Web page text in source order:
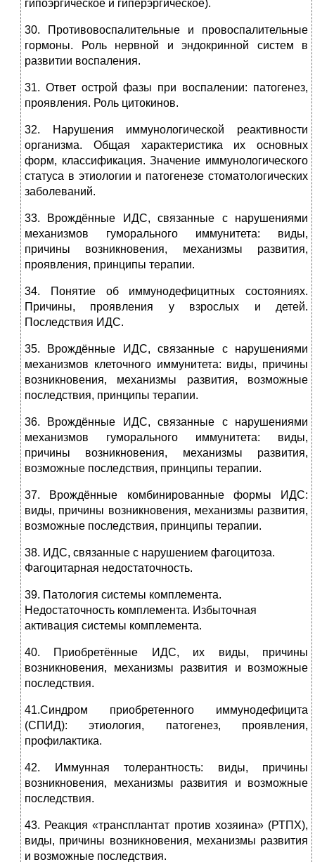
гипоэргическое и гиперэргическое).
30. Противовоспалительные и провоспалительные
гормоны. Роль нервной и эндокринной систем в
развитии воспаления.
31. Ответ острой фазы при воспалении: патогенез,
проявления. Роль цитокинов.
32. Нарушения иммунологической реактивности
организма. Общая характеристика их основных
форм, классификация. Значение иммунологического
статуса в этиологии и патогенезе стоматологических
заболеваний.
33. Врождённые ИДС, связанные с нарушениями
механизмов гуморального иммунитета: виды,
причины возникновения, механизмы развития,
проявления, принципы терапии.
34. Понятие об иммунодефицитных состояниях.
Причины, проявления у взрослых и детей.
Последствия ИДС.
35. Врождённые ИДС, связанные с нарушениями
механизмов клеточного иммунитета: виды, причины
возникновения, механизмы развития, возможные
последствия, принципы терапии.
36. Врождённые ИДС, связанные с нарушениями
механизмов гуморального иммунитета: виды,
причины возникновения, механизмы развития,
возможные последствия, принципы терапии.
37. Врождённые комбинированные формы ИДС:
виды, причины возникновения, механизмы развития,
возможные последствия, принципы терапии.
38. ИДС, связанные с нарушением фагоцитоза.
Фагоцитарная недостаточность.
39. Патология системы комплемента.
Недостаточность комплемента. Избыточная
активация системы комплемента.
40. Приобретённые ИДС, их виды, причины
возникновения, механизмы развития и возможные
последствия.
41.Синдром приобретенного иммунодефицита
(СПИД): этиология, патогенез, проявления,
профилактика.
42. Иммунная толерантность: виды, причины
возникновения, механизмы развития и возможные
последствия.
43. Реакция «трансплантат против хозяина» (РТПХ),
виды, причины возникновения, механизмы развития
и возможные последствия.